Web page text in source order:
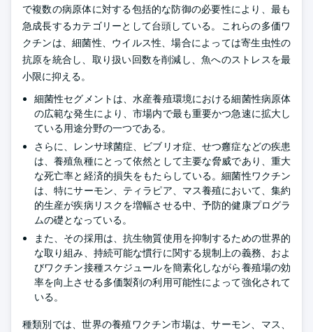
で複数の病原体に対する包括的な防御の必要性により、最も
急成長するカテゴリーとして台頭している。これらの多価ワ
クチンは、細菌性、ウイルス性、場合によっては寄生虫性の
抗原を統合し、取り扱い回数を削減し、魚へのストレスを最
小限に抑える。
細菌性セグメントは、水産養殖環境における細菌性病原体
の広範な発生により、市場内で最も重要かつ急速に拡大し
ている用途分野の一つである。
さらに、レンサ球菌症、ビブリオ症、せつ癰症などの疾患
は、養殖魚種にとって依然として主要な脅威であり、重大
な死亡率と経済的損失をもたらしている。細菌性ワクチン
は、特にサーモン、ティラピア、マス養殖において、集約
的生産が疾病リスクを増幅させる中、予防的健康プログラ
ムの礎となっている。
また、その採用は、抗生物質使用を抑制するための世界的
な取り組み、持続可能な慣行に関する規制上の義務、およ
びワクチン接種スケジュールを簡素化しながら養殖場の効
率を向上させる多価製剤の利用可能性によって強化されて
いる。
種類別では、世界の養殖ワクチン市場は、サーモン、マス、